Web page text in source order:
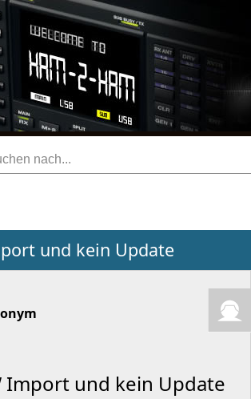
und kein Update
Import und kein Update